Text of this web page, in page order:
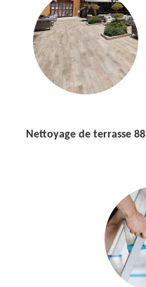
Nettoyage de terrasse 88